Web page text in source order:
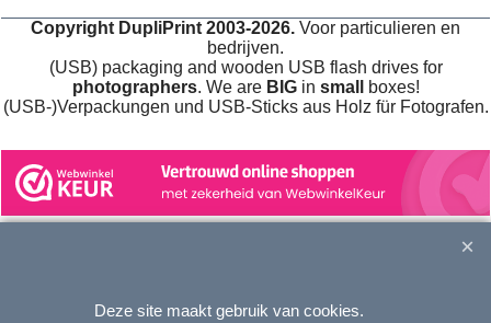
Copyright DupliPrint 2003-2026. Voor particulieren en
bedrijven.
(USB) packaging and wooden USB flash drives for
photographers. We are BIGin small
boxes!
(USB-)Verpackungen und USB-Sticks aus Holz für Fotografen.
Deze site maakt gebruik van cookies.